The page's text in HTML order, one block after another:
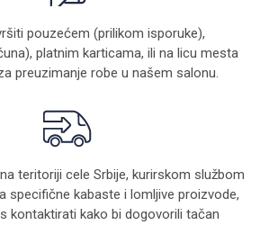
pouzećem (prilikom isporuke),
platnim karticama, ili na licu mesta
preuzimanje robe u našem salonu.
teritoriji cele Srbije, kurirskom službom
specifične kabaste i lomljive proizvode,
kontaktirati kako bi dogovorili tačan